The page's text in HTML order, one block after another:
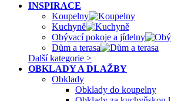
INSPIRACE
Koupelny
Kuchyně
Obývací pokoje a jídelny
Dům a terasa
Další kategorie >
OBKLADY A DLAŽBY
Obklady
Obklady do koupelny